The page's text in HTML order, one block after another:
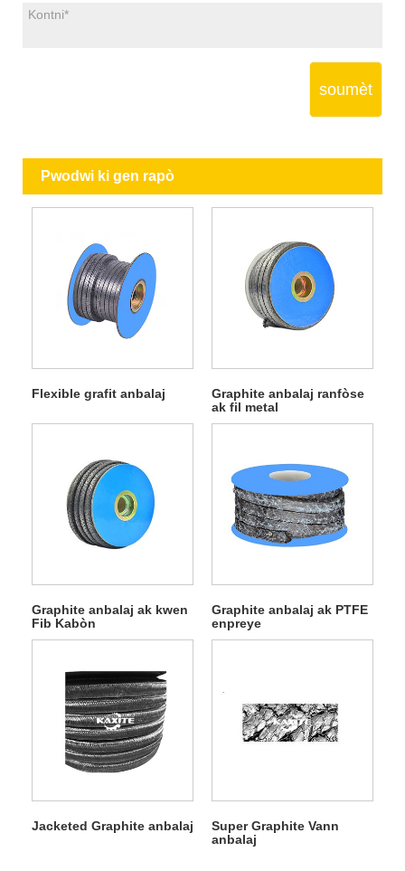
soumèt
Pwodwi ki gen rapò
Flexible grafit anbalaj
Graphite anbalaj ranfòse
ak fil metal
Graphite anbalaj ak kwen
Fib Kabòn
Graphite anbalaj ak PTFE
enpreye
Jacketed Graphite anbalaj
Super Graphite Vann
anbalaj